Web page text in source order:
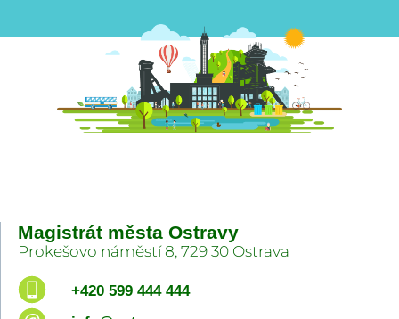
Magistrát města Ostravy
Prokešovo náměstí 8, 729 30 Ostrava
+420 599 444 444